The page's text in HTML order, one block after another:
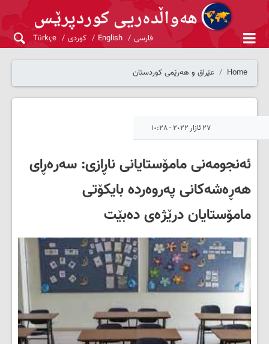
فارسی English کوردی Türkçe
Home عێراق و هەرێمی کوردستان
٢٧ ئازار ٢٠٢٢ - ١٠:٢٨
ئه‌نجومه‌نى مامۆستایانى ناڕازى: سەرەڕای
هەڕەشەکانی پەروەردە بایکۆتی
مامۆستایان درێژەی دەبێت